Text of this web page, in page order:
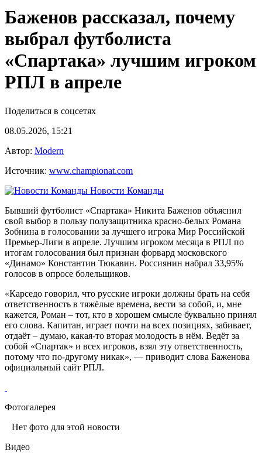
Баженов рассказал, почему
выбрал футболиста
«Спартака» лучшим игроком
РПЛ в апреле
Поделиться в соцсетях
08.05.2026, 15:21
Автор: Modern
Источник: www.championat.com
Новости Команды
Бывший футболист «Спартака» Никита Баженов объяснил
свой выбор в пользу полузащитника красно-белых Романа
Зобнина в голосовании за лучшего игрока Мир Российской
Премьер-Лиги в апреле. Лучшим игроком месяца в РПЛ по
итогам голосования был признан форвард московского
«Динамо» Константин Тюкавин. Россиянин набрал 33,95%
голосов в опросе болельщиков.
«Карседо говорил, что русские игроки должны брать на себя
ответственность в тяжёлые времена, вести за собой, и, мне
кажется, Роман – тот, кто в хорошем смысле буквально принял
его слова. Капитан, играет почти на всех позициях, забивает,
отдаёт – думаю, какая-то вторая молодость в нём. Ведёт за
собой «Спартак» и всех игроков, взял эту ответственность,
потому что по-другому никак», — приводит слова Баженова
официальный сайт РПЛ.
Фотогалерея
Нет фото для этой новости
Видео